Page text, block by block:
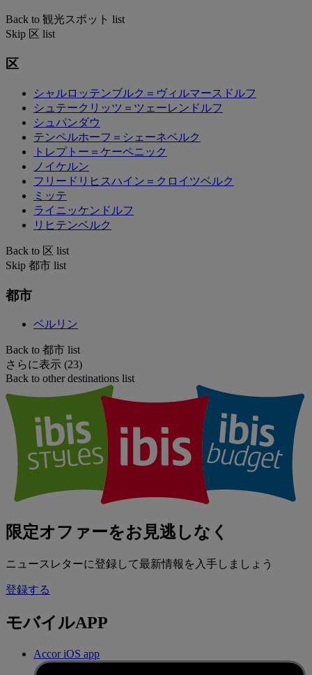
Back to 観光スポット list
Skip 区 list
区
シャルロッテンブルク＝ヴィルマースドルフ
シュテークリッツ＝ツェーレンドルフ
シュパンダウ
テンペルホーフ＝シェーネベルク
トレプトー＝ケーペニック
ノイケルン
フリードリヒスハイン＝クロイツベルク
ミッテ
ライニッケンドルフ
リヒテンベルク
Back to 区 list
Skip 都市 list
都市
ベルリン
Back to 都市 list
さらに表示 (23)
Back to other destinations list
限定オファーをお見逃しなく
ニュースレターに登録して最新情報を入手しましょう
登録する
モバイルAPP
Accor iOS app